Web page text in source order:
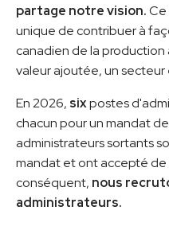
partage notre vision.Ce
unique de contribuer à
canadien de la production
valeur ajoutée, un
En 2026, sixpostes
chacun pour un mandat
administrateurs sortants
mandat et ont accepté de
conséquent, nous
administrateurs.